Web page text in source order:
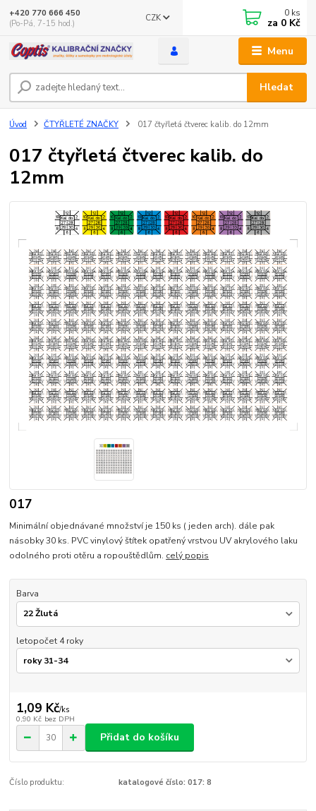
Menu
CZK
Hledat
+420 770 666 450
(Po-Pá, 7-15 hod.)
0 ks
za 0 Kč
Úvod ČTYŘLETÉ ZNAČKY 017 čtyřletá čtverec kalib. do 12mm
017 čtyřletá čtverec kalib. do
12mm
017
Minimální objednávané množství je 150 ks ( jeden arch). dále pak
násobky 30 ks. PVC vinylový štítek opatřený vrstvou UV akrylového laku
odolného proti otěru a ropouštědlům. celý popis
Barva
letopočet 4 roky
1,09 Kč/ks
0,90 Kč bez DPH
Přidat do košíku
Číslo produktu: katalogové číslo: 017: 8